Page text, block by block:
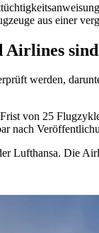
aus einer
Airlines
werden,
von 25
nach
Lufthansa. Die